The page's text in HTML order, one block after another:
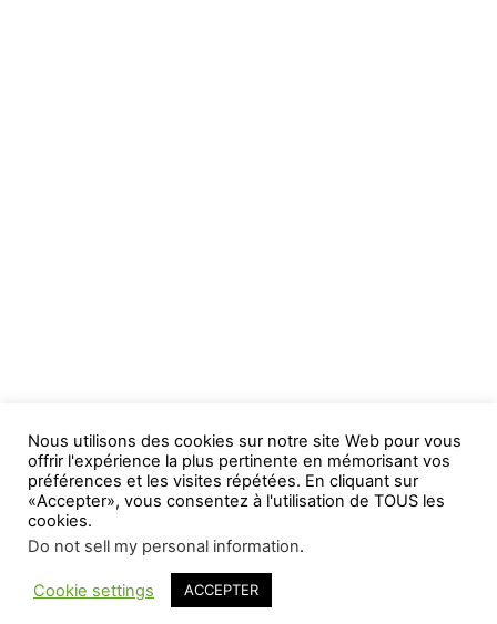
Nous utilisons des cookies sur notre site Web pour vous
offrir l'expérience la plus pertinente en mémorisant vos
préférences et les visites répétées. En cliquant sur
«Accepter», vous consentez à l'utilisation de TOUS les
cookies.
Do not sell my personal information.
Cookie settings ACCEPTER